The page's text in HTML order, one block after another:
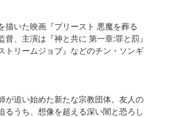
描いた映画『プリースト 悪魔を葬る
、主演は『神と共に 第一章:罪と罰』
トリームジョブ』などのチン・ソンギ
が追い始めた新たな宗教団体。友人の
るうち、想像を超える深い闇と恐ろし